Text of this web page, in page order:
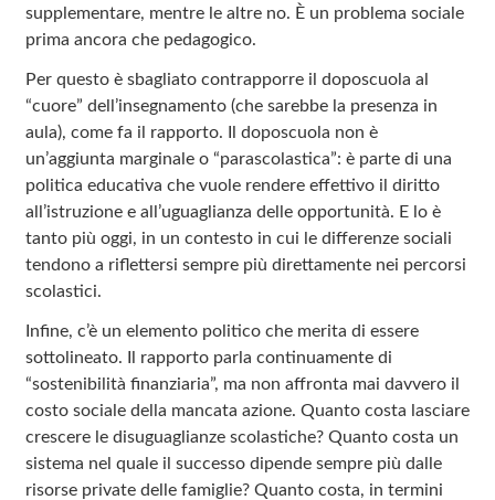
supplementare, mentre le altre no. È un problema sociale
prima ancora che pedagogico.
Per questo è sbagliato contrapporre il doposcuola al
“cuore” dell’insegnamento (che sarebbe la presenza in
aula), come fa il rapporto. Il doposcuola non è
un’aggiunta marginale o “parascolastica”: è parte di una
politica educativa che vuole rendere effettivo il diritto
all’istruzione e all’uguaglianza delle opportunità. E lo è
tanto più oggi, in un contesto in cui le differenze sociali
tendono a riflettersi sempre più direttamente nei percorsi
scolastici.
Infine, c’è un elemento politico che merita di essere
sottolineato. Il rapporto parla continuamente di
“sostenibilità finanziaria”, ma non affronta mai davvero il
costo sociale della mancata azione. Quanto costa lasciare
crescere le disuguaglianze scolastiche? Quanto costa un
sistema nel quale il successo dipende sempre più dalle
risorse private delle famiglie? Quanto costa, in termini